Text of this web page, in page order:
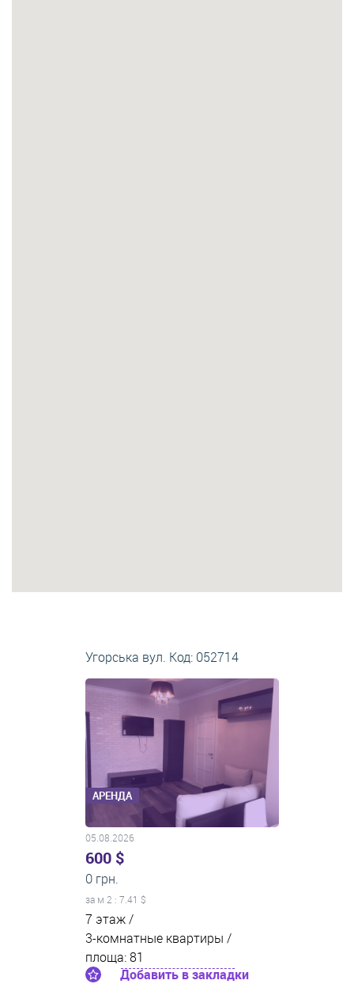
Угорська вул. Код: 052714
АРЕНДА
05.08.2026
600 $
0 грн.
за м 2 : 7.41 $
7 этаж /
3-комнатные квартиры /
площа: 81
Добавить в закладки